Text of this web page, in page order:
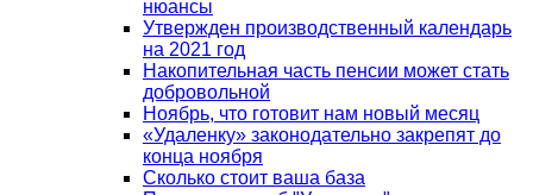
нюансы
Утвержден производственный календарь
на 2021 год
Накопительная часть пенсии может стать
добровольной
Ноябрь, что готовит нам новый месяц
«Удаленку» законодательно закрепят до
конца ноября
Сколько стоит ваша база